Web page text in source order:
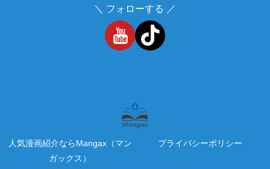
＼ フォローする ／
人気漫画紹介ならMangax（マン
ガックス）
プライバシーポリシー